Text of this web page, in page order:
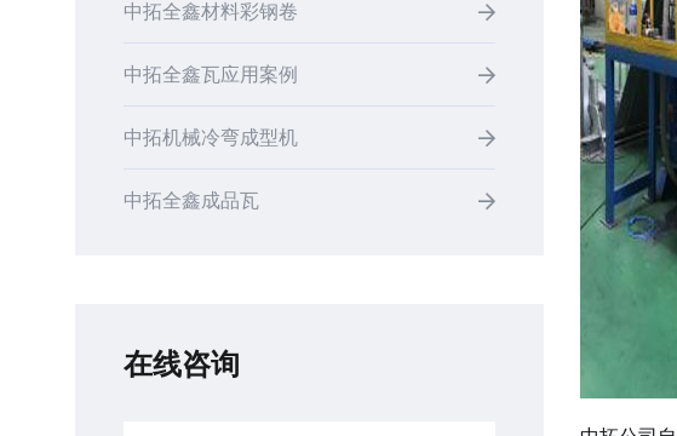
中拓全鑫材料彩钢卷
中拓全鑫瓦应用案例
中拓机械冷弯成型机
中拓全鑫成品瓦
在线咨询